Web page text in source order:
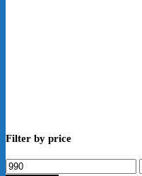
Filter by price
Min.